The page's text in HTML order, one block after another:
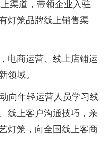
渠道，带领企业入驻
灯笼品牌线上销售渠
电商运营、线上店铺运
域。
向年轻运营人员学习线
线上客户沟通技巧，亲
灯笼，向全国线上客商